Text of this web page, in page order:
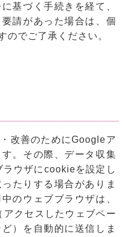
基づく手続きを経て、
請があった場合は、個
のでご了承ください。
改善のためにGoogleア
。その際、データ収集
ウザにcookieを設定し
たりする場合がありま
のウェブブラウザは、
クセスしたウェブペー
）を自動的に送信しま